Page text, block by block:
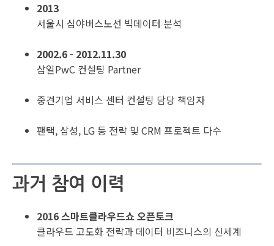
2013
서울시 심야버스노선 빅데이터 분석
2002.6 - 2012.11.30
삼일PwC 컨설팅 Partner
중견기업 서비스 센터 컨설팅 담당 책임자
팬택, 삼성, LG 등 전략 및 CRM 프로젝트 다수
과거 참여 이력
2016 스마트클라우드쇼 오픈토크
클라우드 고도화 전략과 데이터 비즈니스의 신세계